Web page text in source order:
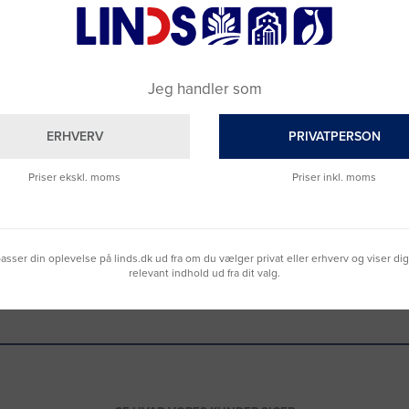
Uopfordrede ansøgninger
Du er altid velkommen til at sende os
Send din ansøgning via sikker mail til
fordelt over hele Danmark er vi over 45 ansatte på LINDS’ hovedkontor i det
|IT| KUNDESERVICE|LOGISTIK |MARKETING| PRODUKT|SALG
Jeg handler som
ERHVERV
Priser ekskl. moms
PRIVATPERSON
Priser inkl. moms
din oplevelse på linds.dk ud fra om du vælger privat eller erhverv og viser
relevant indhold ud fra dit valg.